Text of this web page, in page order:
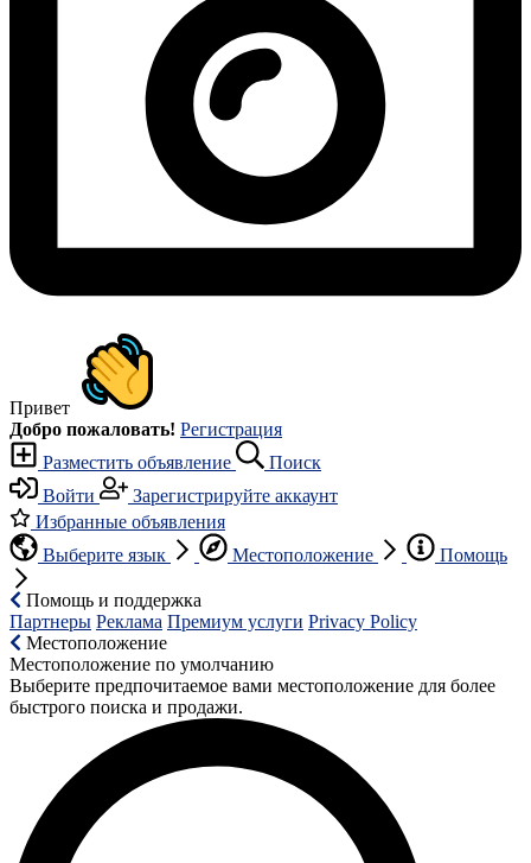
Привет
Добро пожаловать! Регистрация
Разместить объявление
Поиск
Войти
Зарегистрируйте аккаунт
Избранные объявления
Выберите язык
Местоположение Помощь
Помощь и поддержка
Партнеры Реклама Премиум услуги Privacy Policy
Местоположение
Местоположение по умолчанию
Выберите предпочитаемое вами местоположение для более
быстрого поиска и продажи.